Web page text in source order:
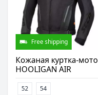
Free shipping
Кожаная куртка-мото
HOOLIGAN AIR
52 54